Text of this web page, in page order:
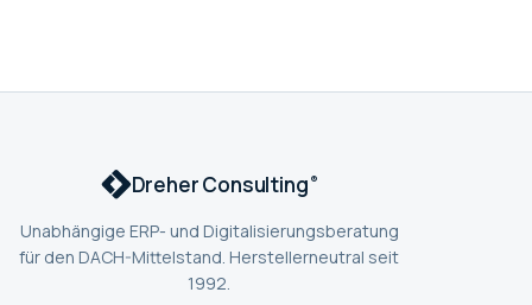
Dreher Consulting ®
Unabhängige ERP- und Digitalisierungsberatung
für den DACH-Mittelstand. Herstellerneutral seit
1992.